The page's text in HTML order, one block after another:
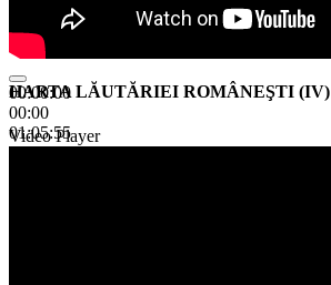
00:00:00
00:00
01:05:55
HARTA LĂUTĂRIEI ROMÂNEŞTI (IV)
Video Player